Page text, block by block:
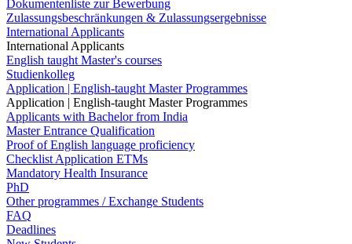
Dokumentenliste zur Bewerbung
Zulassungsbeschränkungen & Zulassungsergebnisse
International Applicants
International Applicants
English taught Master's courses
Studienkolleg
Application | English-taught Master Programmes
Application | English-taught Master Programmes
Applicants with Bachelor from India
Master Entrance Qualification
Proof of English language proficiency
Checklist Application ETMs
Mandatory Health Insurance
PhD
Other programmes / Exchange Students
FAQ
Deadlines